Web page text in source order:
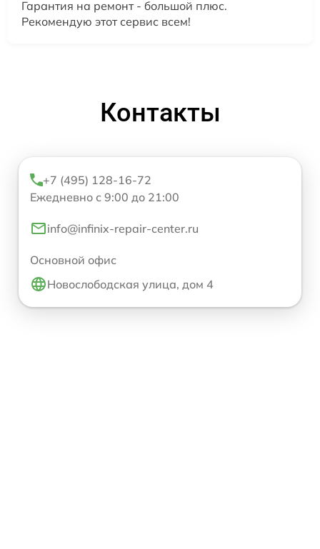
Гарантия на ремонт - большой плюс.
Рекомендую этот сервис всем!
Контакты
+7 (495) 128-16-72
Ежедневно с 9:00 до 21:00
info@infinix-repair-center.ru
Основной офис
Новослободская улица, дом 4